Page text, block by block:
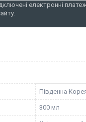
електронні
Південна
300 мл